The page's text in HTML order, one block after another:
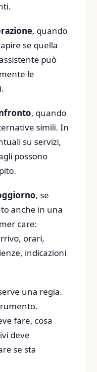
, quando
se quella
può
le
, quando
simili. In
su servizi,
possono
, se
anche in una
care:
orari,
indicazioni
una regia.
fare, cosa
deve
se sta